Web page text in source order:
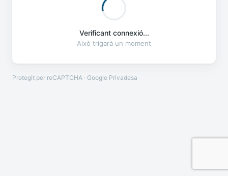
Verificant connexió...
Això trigarà un moment
Protegit per reCAPTCHA · Google Privadesa